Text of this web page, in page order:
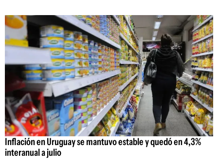
Inflación en Uruguay se mantuvo estable y quedó en 4,3%
interanual a julio